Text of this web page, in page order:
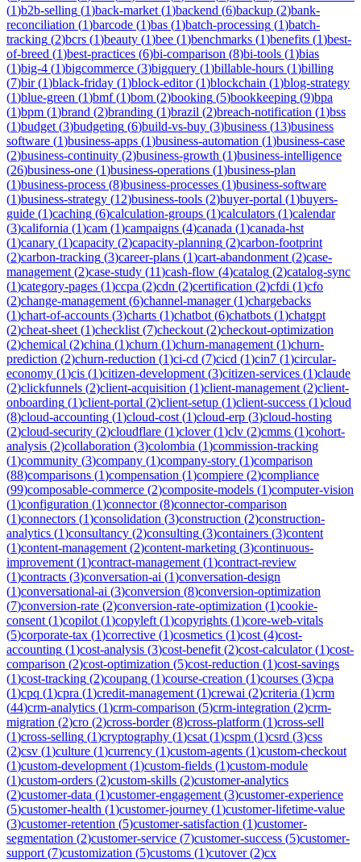
(1)b2b-selling (1)back-market (1)backend (6)backup (2)bank-
reconciliation (1)barcode (1)bas (1)batch-processing (1)batch-
tracking (2)bcrs (1)beauty (1)bee (1)benchmarks (1)benefits (1)best-
of-breed (1)best-practices (6)bi-comparison (8)bi-tools (1)bias
(1)big-4 (1)bigcommerce (3)bigquery (1)billable-hours (1)billing
(7)bir(1)black-friday (1)block-editor(1)blockchain (1)blog-strategy
(1)blue-green (1)bmf(1)bom (2)booking (5)bookkeeping (9)bpa
(1)bpm (1)brand (2)branding (1)brazil (2)breach-notification (1)bss
(1)budget (3)budgeting (6)build-vs-buy (3)business (13)business
software (1)business-apps (1)business-automation (1)business-case
(2)business-continuity (2)business-growth (1)business-intelligence
(26)business-one (1)business-operations (1)business-plan
(1)business-process (8)business-processes (1)business-software
(1)business-strategy (12)business-tools (2)buyer-portal (1)buyers-
guide (1)caching (6)calculation-groups (1)calculators (1)calendar
(3)california (1)cam (1)campaigns (4)canada (1)canada-hst
(1)canary (1)capacity (2)capacity-planning (2)carbon-footprint
(2)carbon-tracking (3)career-plans (1)cart-abandonment (2)case-
management (2)case-study (11)cash-flow (4)catalog (2)catalog-sync
(1)category-pages (1)ccpa (2)cdn (2)certification (2)cfdi (1)cfo
(2)change-management (6)channel-manager(1)chargebacks
(1)chart-of-accounts (3)charts (1)chatbot (6)chatbots (1)chatgpt
(2)cheat-sheet (1)checklist (7)checkout (2)checkout-optimization
(2)chemical (2)china (1)churn (1)churn-management (1)churn-
prediction (2)churn-reduction (1)ci-cd (7)cicd (1)cin7 (1)circular-
economy (1)cis (1)citizen-development (3)citizen-services (1)claude
(2)clickfunnels (2)client-acquisition (1)client-management (2)client-
onboarding (1)client-portal (2)client-setup (1)client-success (1)cloud
(8)cloud-accounting (1)cloud-cost (1)cloud-erp (3)cloud-hosting
(2)cloud-security (2)cloudflare (1)clover(1)clv (2)cmms (1)cohort-
analysis (2)collaboration (3)colombia (1)commission-tracking
(1)community (3)company (1)company-story (1)comparison
(88)comparisons (1)compensation (1)compiere (2)compliance
(99)composable-commerce (2)composite-models (1)computer-vision
(1)configuration (1)connector(8)connector-comparison
(1)connectors (1)consolidation (3)construction (2)construction-
analytics (1)consultancy (2)consulting (3)containers (3)content
(1)content-management (2)content-marketing (3)continuous-
improvement (1)contract-management (1)contract-review
(1)contracts (3)conversation-ai (1)conversation-design
(1)conversational-ai (3)conversion (8)conversion-optimization
(7)conversion-rate (2)conversion-rate-optimization (1)cookie-
consent (1)copilot (1)copyleft (1)copyrights (1)core-web-vitals
(5)corporate-tax (1)corrective (1)cosmetics (1)cost (4)cost-
accounting (1)cost-analysis (3)cost-benefit (2)cost-calculator(1)cost-
comparison (2)cost-optimization (5)cost-reduction (1)cost-savings
(1)cost-tracking (2)coupang (1)course-creation (1)courses (3)cpa
(1)cpq (1)cpra (1)credit-management (1)crewai (2)criteria (1)crm
(44)crm-analytics (1)crm-comparison (5)crm-integration (2)crm-
migration (2)cro (2)cross-border(8)cross-platform (1)cross-sell
(1)cross-selling (1)cryptography (1)csat (1)cspm (1)csrd (3)css
(2)csv (1)culture (1)currency (1)custom-agents (1)custom-checkout
(1)custom-development (1)custom-fields (1)custom-module
(1)custom-orders (2)custom-skills (2)customer-analytics
(2)customer-data (1)customer-engagement (3)customer-experience
(5)customer-health (1)customer-journey (1)customer-lifetime-value
(3)customer-retention (5)customer-satisfaction (1)customer-
segmentation (2)customer-service (7)customer-success (5)customer-
support (7)customization (5)customs (1)cutover(2)cx